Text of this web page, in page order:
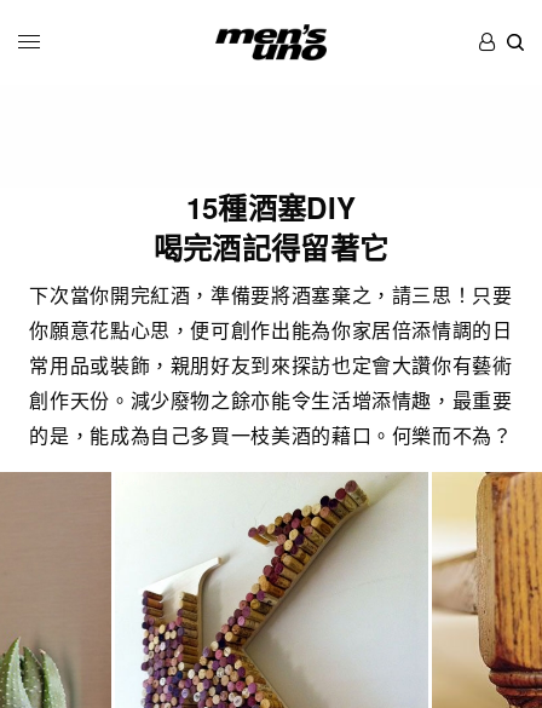
15種酒塞DIY
喝完酒記得留著它
下次當你開完紅酒，準備要將酒塞棄之，請三思！只要
你願意花點心思，便可創作出能為你家居倍添情調的日
常用品或裝飾，親朋好友到來探訪也定會大讚你有藝術
創作天份。減少廢物之餘亦能令生活增添情趣，最重要
的是，能成為自己多買一枝美酒的藉口。何樂而不為？